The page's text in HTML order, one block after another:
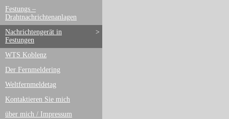
Festungs –
Drahtnachrichtenanlagen
>
Nachrichtengerät in
Festungen
WTS Koblenz
Der Fernmeldering
Weltfernmeldetag
Kontaktieren Sie mich
über mich / Impressum